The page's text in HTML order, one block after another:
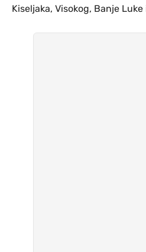
Kiseljaka, Visokog, Banje